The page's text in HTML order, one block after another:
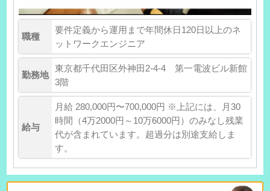
職種
要件定義から運用まで年間休日120日以上のネ
ットワークエンジニア
勤務地
東京都千代田区外神田2-4-4 第一電波ビル新館
3階
給与
月給 280,000円〜700,000円 ※上記には、月30
時間（4万2000円～10万6000円）のみなし残業
代が含まれています。超過分は別途支給しま
す。